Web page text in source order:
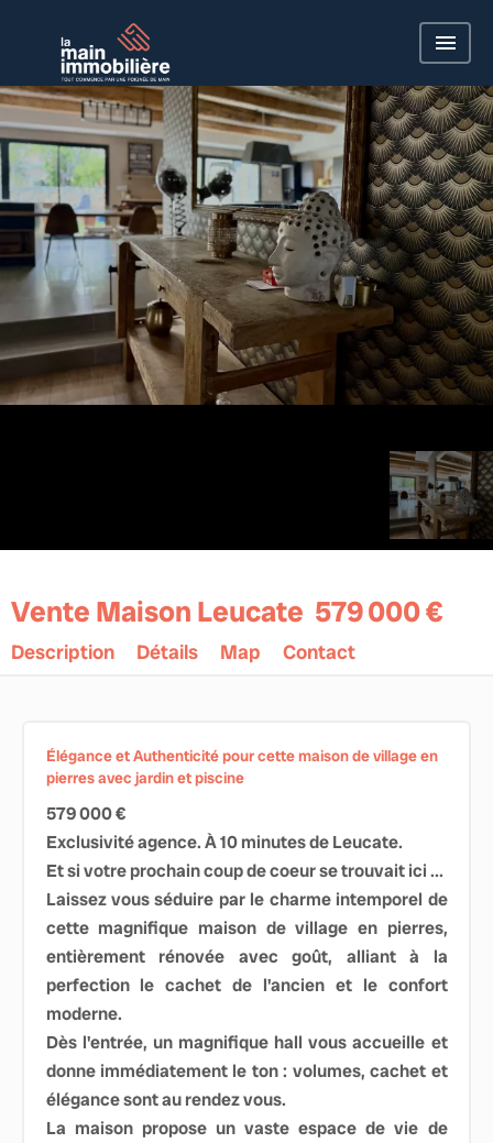
Vente Maison Leucate 579 000 €
Description Détails Map Contact
Élégance et Authenticité pour cette maison de village en
pierres avec jardin et piscine
579 000 €
Exclusivité agence. À 10 minutes de Leucate.
Et si votre prochain coup de coeur se trouvait ici ...
Laissez vous séduire par le charme intemporel de
cette magnifique maison de village en pierres,
entièrement rénovée avec goût, alliant à la
perfection le cachet de l'ancien et le confort
moderne.
Dès l'entrée, un magnifique hall vous accueille et
donne immédiatement le ton : volumes, cachet et
élégance sont au rendez vous.
La maison propose un vaste espace de vie de